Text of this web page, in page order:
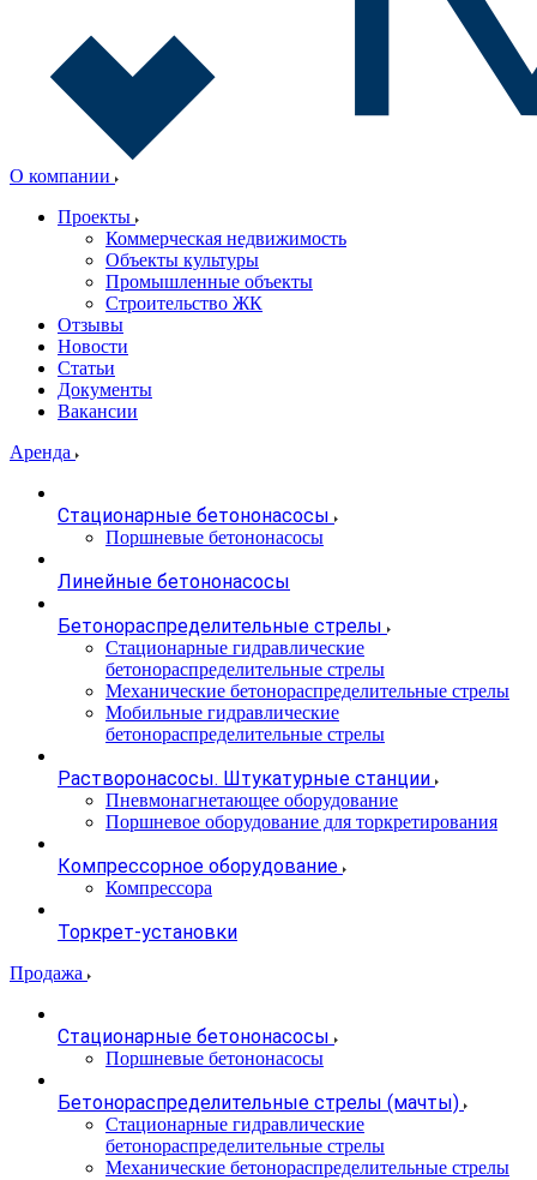
О компании
Проекты
Коммерческая недвижимость
Объекты культуры
Промышленные объекты
Строительство ЖК
Отзывы
Новости
Статьи
Документы
Вакансии
Аренда
Стационарные бетононасосы
Поршневые бетононасосы
Линейные бетононасосы
Бетонораспределительные стрелы
Стационарные гидравлические
бетонораспределительные стрелы
Механические бетонораспределительные стрелы
Мобильные гидравлические
бетонораспределительные стрелы
Растворонасосы. Штукатурные станции
Пневмонагнетающее оборудование
Поршневое оборудование для торкретирования
Компрессорное оборудование
Компрессора
Торкрет-установки
Продажа
Стационарные бетононасосы
Поршневые бетононасосы
Бетонораспределительные стрелы (мачты)
Стационарные гидравлические
бетонораспределительные стрелы
Механические бетонораспределительные стрелы